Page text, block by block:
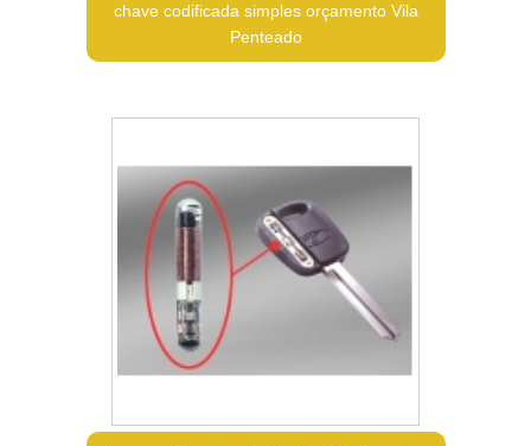
chave codificada simples orçamento Vila
Penteado